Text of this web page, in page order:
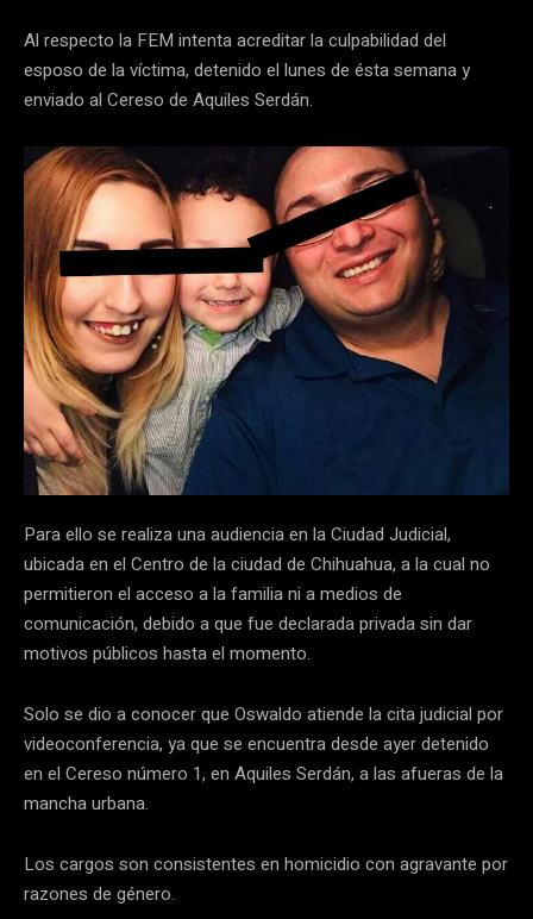
Al respecto la FEM intenta acreditar la culpabilidad del
esposo de la víctima, detenido el lunes de ésta semana y
enviado al Cereso de Aquiles Serdán.
Para ello se realiza una audiencia en la Ciudad Judicial,
ubicada en el Centro de la ciudad de Chihuahua, a la cual no
permitieron el acceso a la familia ni a medios de
comunicación, debido a que fue declarada privada sin dar
motivos públicos hasta el momento.
Solo se dio a conocer que Oswaldo atiende la cita judicial por
videoconferencia, ya que se encuentra desde ayer detenido
en el Cereso número 1, en Aquiles Serdán, a las afueras de la
mancha urbana.
Los cargos son consistentes en homicidio con agravante por
razones de género.